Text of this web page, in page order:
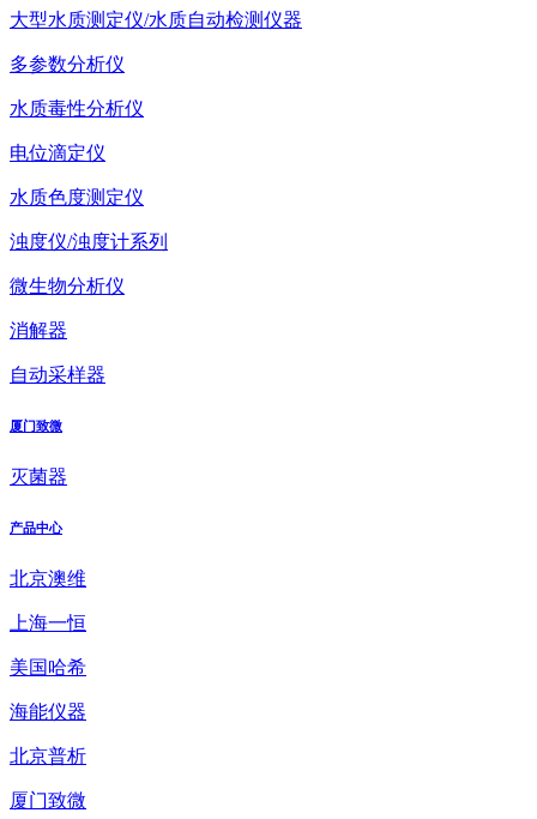
大型水质测定仪/水质自动检测仪器
多参数分析仪
水质毒性分析仪
电位滴定仪
水质色度测定仪
浊度仪/浊度计系列
微生物分析仪
消解器
自动采样器
厦门致微
灭菌器
产品中心
北京澳维
上海一恒
美国哈希
海能仪器
北京普析
厦门致微